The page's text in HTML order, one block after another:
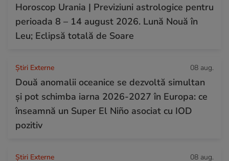
Horoscop Urania | Previziuni astrologice pentru
perioada 8 – 14 august 2026. Lună Nouă în
Leu; Eclipsă totală de Soare
Știri Externe 08 aug.
Două anomalii oceanice se dezvoltă simultan
și pot schimba iarna 2026-2027 în Europa: ce
înseamnă un Super El Niño asociat cu IOD
pozitiv
Știri Externe 08 aug.